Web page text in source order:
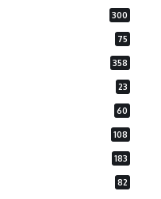
300
75
358
23
60
108
183
82